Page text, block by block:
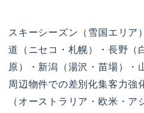
スキーシーズン（雪国エリア
道（ニセコ・札幌）・長野（
原）・新潟（湯沢・苗場）・
周辺物件での差別化集客力強
（オーストラリア・欧米・